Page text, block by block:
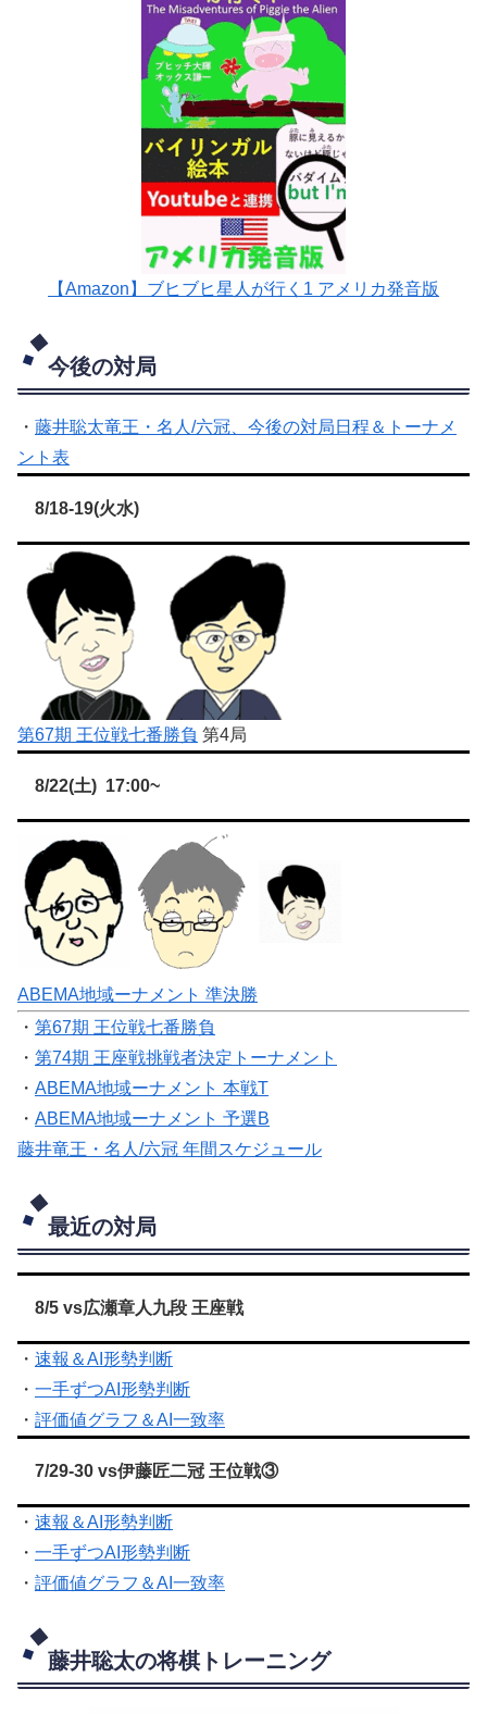
【Amazon】ブヒブヒ星人が行く1 アメリカ発音版
今後の対局
・ 藤井聡太竜王・名人/六冠、今後の対局日程＆トーナメ
ント表
8/18-19(火水)
第67期 王位戦七番勝負 第4局
8/22(土) 17:00~
ABEMA地域ーナメント 準決勝
・ 第67期 王位戦七番勝負
・ 第74期 王座戦挑戦者決定トーナメント
・ ABEMA地域ーナメント 本戦T
・ ABEMA地域ーナメント 予選B
藤井竜王・名人/六冠 年間スケジュール
最近の対局
8/5 vs広瀬章人九段 王座戦
・ 速報＆AI形勢判断
・ 一手ずつAI形勢判断
・ 評価値グラフ＆AI一致率
7/29-30 vs伊藤匠二冠 王位戦③
・ 速報＆AI形勢判断
・ 一手ずつAI形勢判断
・ 評価値グラフ＆AI一致率
藤井聡太の将棋トレーニング